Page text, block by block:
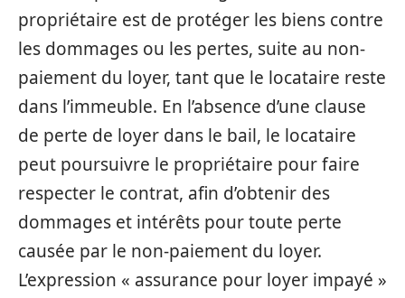
propriétaire est de protéger les biens contre
les dommages ou les pertes, suite au non-
paiement du loyer, tant que le locataire reste
dans l’immeuble. En l’absence d’une clause
de perte de loyer dans le bail, le locataire
peut poursuivre le propriétaire pour faire
respecter le contrat, afin d’obtenir des
dommages et intérêts pour toute perte
causée par le non-paiement du loyer.
L’expression « assurance pour loyer impayé »